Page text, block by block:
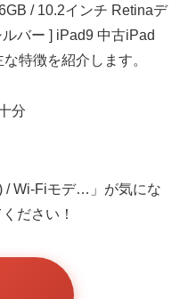
/ 10.2インチ Retinaデ
バー ] iPad9 中古iPad
特徴を紹介します。
分
/ Wi-Fiモデ…」が気にな
ださい！